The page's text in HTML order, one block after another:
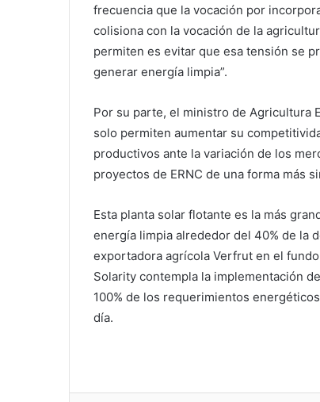
frecuencia que la vocación por
colisiona con la vocación de la
permiten es evitar que esa tensión se
generar energía limpia”.
Por su parte, el ministro de Agricultura
solo permiten aumentar su
productivos ante la variación de los
proyectos de ERNC de una forma más
Esta planta solar flotante es la más
energía limpia alrededor del 40% de la
exportadora agrícola Verfrut en el
Solarity contempla la implementación
100% de los requerimientos
día.